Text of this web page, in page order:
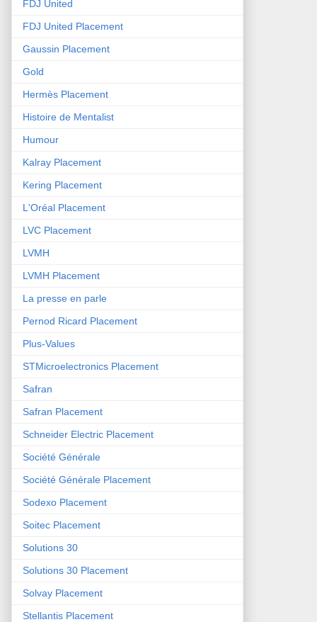
FDJ United
FDJ United Placement
Gaussin Placement
Gold
Hermès Placement
Histoire de Mentalist
Humour
Kalray Placement
Kering Placement
L'Oréal Placement
LVC Placement
LVMH
LVMH Placement
La presse en parle
Pernod Ricard Placement
Plus-Values
STMicroelectronics Placement
Safran
Safran Placement
Schneider Electric Placement
Société Générale
Société Générale Placement
Sodexo Placement
Soitec Placement
Solutions 30
Solutions 30 Placement
Solvay Placement
Stellantis Placement